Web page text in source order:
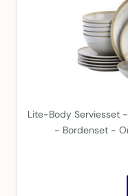
Lite-Body Serviesset
- Bordenset -